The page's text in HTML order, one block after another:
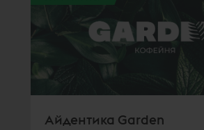
Айдентика Garden